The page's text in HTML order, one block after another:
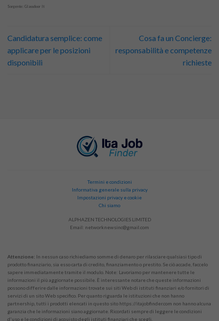
Sorgente: Glassdoor It
Candidatura semplice: come
applicare per le posizioni
disponibili
Cosa fa un Concierge:
responsabilità e competenze
richieste
Termini e condizioni
Informativa generale sulla privacy
Impostazioni privacy e cookie
Chi siamo
ALPHAZEN TECHNOLOGIES LIMITED
Email: networknewsinc@gmail.com
Attenzione: In nessun caso richiediamo somme di denaro per rilasciare qualsiasi tipo di
prodotto finanziario, sia esso carta di credito, finanziamento o prestito. Se ciò accade, faccelo
sapere immediatamente tramite il modulo. Note: Lavoriamo per mantenere tutte le
informazioni il più aggiornate possibile. È interessante notare che queste informazioni
possono differire dalle informazioni trovate sui siti Web di istituti finanziari e/o fornitori di
servizi di un sito Web specifico. Per quanto riguarda le istituzioni che non hanno
partnership, tutti i prodotti elencati in questo sito https://itajobfinder.com non hanno alcuna
garanzia che le informazioni siano aggiornate. Ricordati sempre di leggere le condizioni
d'uso e le condizioni di acquisto degli istituti finanziari che scegli.